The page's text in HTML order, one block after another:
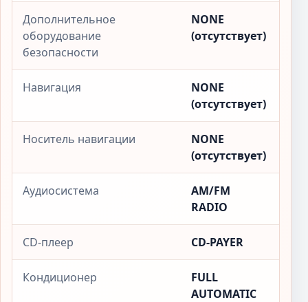
Дополнительное
оборудование
безопасности
NONE
(отсутствует)
Навигация
NONE
(отсутствует)
Носитель навигации
NONE
(отсутствует)
Аудиосистема
AM/FM
RADIO
CD-плеер CD-PAYER
Кондиционер
FULL
AUTOMATIC